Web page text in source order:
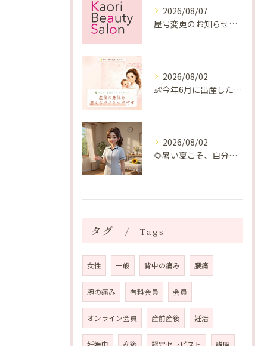
2026/08/07
屋号変更のお知らせと「SAKUYA Harmonies」に込めた想い
2026/08/02
👶今年6月に出産したママへ♡
2026/08/02
🌻暑い夏こそ、自分の身体を整える時間を♡
タグ Tags
女性 一般 背中の痛み 腰痛
腕の痛み 有料会員 会員
オンライン会員 産前産後 妊活